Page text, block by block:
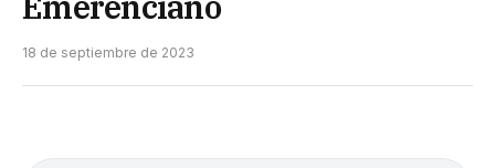
18 de septiembre de 2023